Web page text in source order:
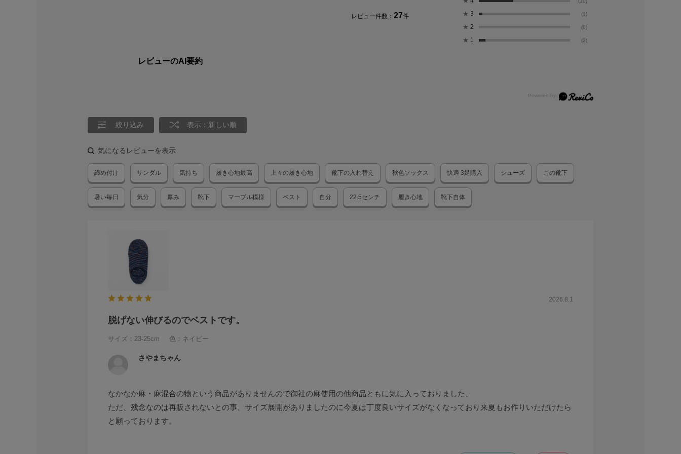
レビュー件数： 27件 ★ 3 (1)
★ 2 (0)
★ 1 (2)
レビューのAI要約
絞り込み 表示：新しい順
気になるレビューを表示
締め付け サンダル 気持ち 履き心地最高 上々の履き心地 靴下の入れ替え 秋色ソックス 快適 3足購入 シューズ この靴下
暑い毎日 気分 厚み 靴下 マーブル模様 ベスト 自分 22.5センチ 履き心地 靴下自体
2026.8.1
脱げない伸びるのでベストです。
サイズ：23-25cm 色：ネイビー
さやまちゃん
なかなか麻・麻混合の物という商品がありませんので御社の麻使用の他商品ともに気に入っておりました、
ただ、残念なのは再販されないとの事、サイズ展開がありましたのに今夏は丁度良いサイズがなくなっており来夏もお作りいただけたら
と願っております。